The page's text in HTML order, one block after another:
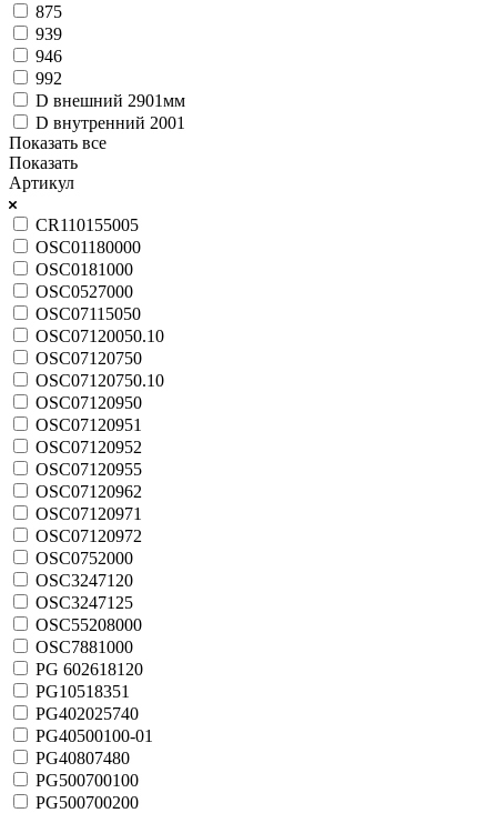
875
939
946
992
D внешний 2901мм
D внутренний 2001
Показать все
Показать
Артикул
CR110155005
OSC01180000
OSC0181000
OSC0527000
OSC07115050
OSC07120050.10
OSC07120750
OSC07120750.10
OSC07120950
OSC07120951
OSC07120952
OSC07120955
OSC07120962
OSC07120971
OSC07120972
OSC0752000
OSC3247120
OSC3247125
OSC55208000
OSC7881000
PG 602618120
PG10518351
PG402025740
PG40500100-01
PG40807480
PG500700100
PG500700200